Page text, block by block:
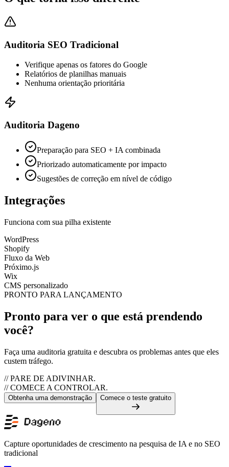
Auditoria SEO Tradicional
Verifique apenas os fatores do Google
Relatórios de planilhas manuais
Nenhuma orientação prioritária
Auditoria Dageno
Preparação para SEO + IA combinada
Priorizado automaticamente por impacto
Sugestões de correção em nível de código
Integrações
Funciona com sua pilha existente
WordPress
Shopify
Fluxo da Web
Próximo.js
Wix
CMS personalizado
PRONTO PARA LANÇAMENTO
Pronto para ver o que está prendendo
você?
Faça uma auditoria gratuita e descubra os problemas antes que eles
custem tráfego.
// PARE DE ADIVINHAR.
// COMECE A CONTROLAR.
Obtenha uma demonstração Comece o teste gratuito
Capture oportunidades de crescimento na pesquisa de IA e no SEO
tradicional